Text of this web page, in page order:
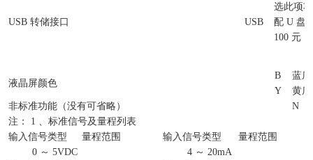
USB 转储接口 USB
选此项
配 U 盘
100 元
液晶屏颜色
B
蓝
Y
黄
非标准功能（没有可省略）
N
注： 1 、标准信号及量程列表
输入信号类型
量程范围 输入信号类型 量程范围
0 ～ 5VDC 4 ～ 20mA